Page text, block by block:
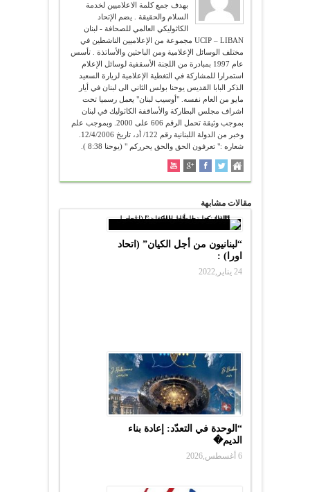
بهدف جمع كلمة الاعلاميين لخدمة
السلام والحقيقة . يضم الإتحاد
الكاثوليكي العالمي للصحافة - لبنان
UCIP – LIBAN مجموعة من الإعلاميين الناشطين في
مختلف الوسائل الإعلامية ومن الباحثين والأساتذة . تأسس
عام 1997 بمبادرة من اللجنة الأسقفية لوسائل الإعلام
استمرارا للمشاركة في التغطية الإعلامية لزيارة السعيد
الذكر البابا القديس يوحنا بولس الثاني الى لبنان في أيار
مايو من العام نفسه. "أوسيب لبنان" يعمل رسميا تحت
اشراف مجلس البطاركة والأساقفة الكاثوليك في لبنان
بموجب وثيقة تحمل الرقم 606 على 2000. وبموجب علم
شعاره :" تعرفون الحق والحق يحرركم " (يوحنا 8:38 ).
مقالات مشابهة
“لبنانيون من أجل الكيان” (اتحاد
اورا) :
24 يناير,2022
“الوحدة في التعدّد: إعادة بناء
الديم�
6 أغسطس,2026